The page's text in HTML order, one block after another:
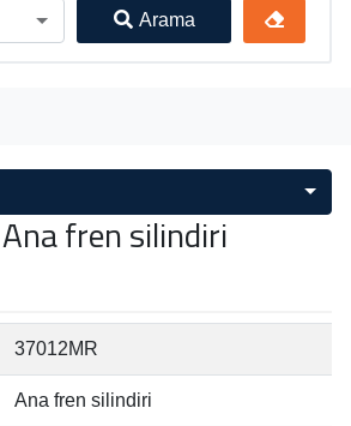
Arama
fren silindiri
37012MR
Ana fren silindiri